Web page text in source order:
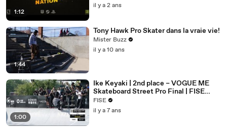
1:12
il y a 2 ans
1:44
Tony Hawk Pro Skater dans la vraie vie!
Mister Buzz
il y a 10 ans
1:00
Ike Keyaki | 2nd place – VOGUE ME
Skateboard Street Pro Final | FISE
Chengdu 2019
FISE
il y a 7 ans